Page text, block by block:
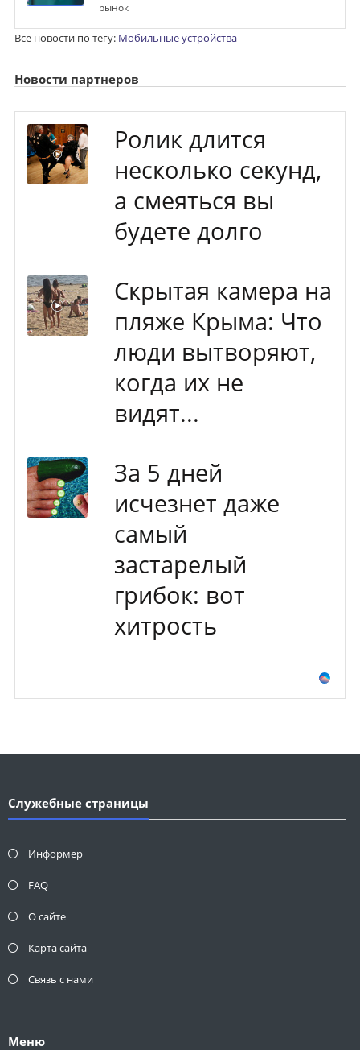
рынок
Все новости по тегу: Мобильные устройства
Новости партнеров
Ролик длится
несколько секунд,
а смеяться вы
будете долго
Скрытая камера на
пляже Крыма: Что
люди вытворяют,
когда их не
видят...
За 5 дней
исчезнет даже
самый
застарелый
грибок: вот
хитрость
Служебные страницы
Информер
FAQ
О сайте
Карта сайта
Связь с нами
Меню